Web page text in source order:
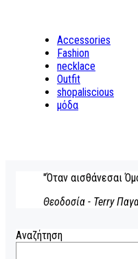
Accessories
Fashion
necklace
Outfit
shopaliscious
μόδα
"Όταν αισθάνεσαι
Θεοδοσία - Terry
Αναζήτηση